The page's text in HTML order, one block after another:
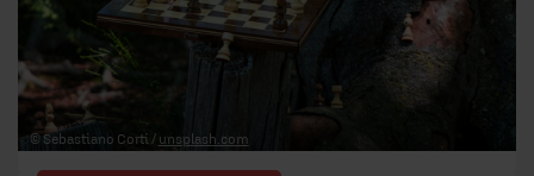
GLAUBE
MENSCHEN
GESELLSCHAFT
© Sebastiano Corti / unsplash.com